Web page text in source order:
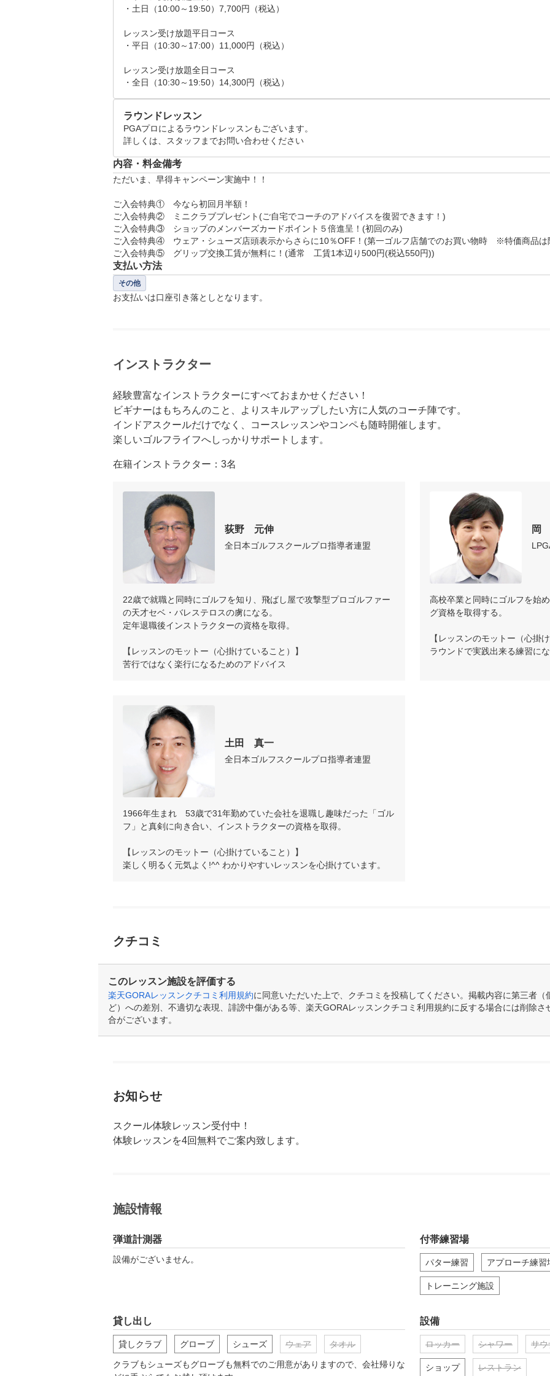
・土日（10:00～19:50）7,700円（税込）
レッスン受け放題平日コース
・平日（10:30～17:00）11,000円（税込）
レッスン受け放題全日コース
・全日（10:30～19:50）14,300円（税込）
ラウンドレッスン
PGAプロによるラウンドレッスンもございます。
詳しくは、スタッフまでお問い合わせください
内容・料金備考
ただいま、早得キャンペーン実施中！！
ご入会特典①　今なら初回月半額！
ご入会特典②　ミニクラブプレゼント(ご自宅でコーチのアドバイスを復習できます！)
ご入会特典③　ショップのメンバーズカードポイント５倍進呈！(初回のみ)
ご入会特典④　ウェア・シューズ店頭表示からさらに10％OFF！(第一ゴルフ店舗でのお買い物時　※特価商品は
ご入会特典⑤　グリップ交換工賃が無料に！(通常　工賃1本辺り500円(税込550円))
支払い方法
その他
お支払いは口座引き落としとなります。
インストラクター
経験豊富なインストラクターにすべておまかせください！
ビギナーはもちろんのこと、よりスキルアップしたい方に人気のコーチ陣です。
インドアスクールだけでなく、コースレッスンやコンペも随時開催します。
楽しいゴルフライフへしっかりサポートします。
在籍インストラクター：3名
荻野　元伸
全日本ゴルフスクールプロ指導者連盟
22歳で就職と同時にゴルフを知り、飛ばし屋で攻撃型プロゴルファー
の天才セベ・バレステロスの虜になる。
定年退職後インストラクターの資格を取得。
【レッスンのモットー（心掛けていること）】
苦行ではなく楽行になるためのアドバイス
岡
高校卒業と同時にゴルフを始
グ資格を取得する。
【レッスンのモットー（心掛
ラウンドで実践出来る練習に
土田　真一
全日本ゴルフスクールプロ指導者連盟
1966年生まれ　53歳で31年勤めていた会社を退職し趣味だった「ゴル
フ」と真剣に向き合い、インストラクターの資格を取得。
【レッスンのモットー（心掛けていること）】
楽しく明るく元気よく!^^ わかりやすいレッスンを心掛けています。
クチコミ
このレッスン施設を評価する
楽天GORAレッスンクチコミ利用規約に同意いただいた上で、クチコミを投稿してください。掲載内容に第三者（
ど）への差別、不適切な表現、誹謗中傷がある等、楽天GORAレッスンクチコミ利用規約に反する場合には削除さ
合がございます。
お知らせ
スクール体験レッスン受付中！
体験レッスンを4回無料でご案内致します。
施設情報
弾道計測器
設備がございません。
付帯練習場
パター練習 アプローチ練習
トレーニング施設
貸し出し
貸しクラブ グローブ シューズ ウェア タオル
クラブもシューズもグローブも無料でのご用意がありますので、会社帰りな
設備
ロッカー シャワー サウ
ショップ レストラン